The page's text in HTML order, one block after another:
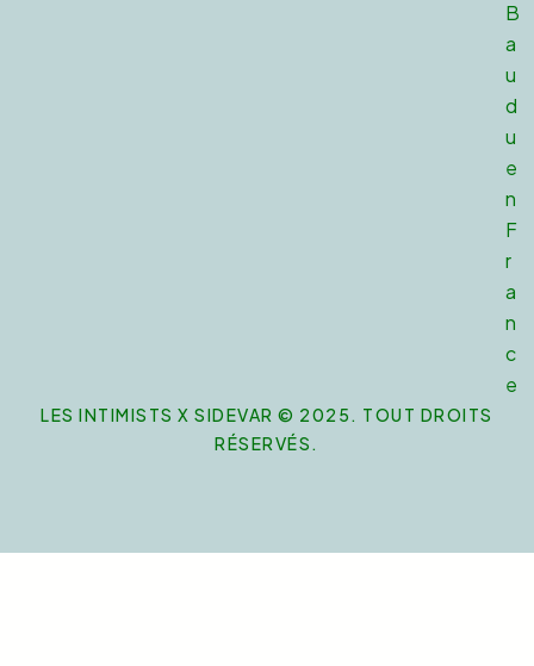
B
a
u
d
u
e
n
F
r
a
n
c
e
LES INTIMISTS X SIDEVAR © 2025. TOUT DROITS
RÉSERVÉS.